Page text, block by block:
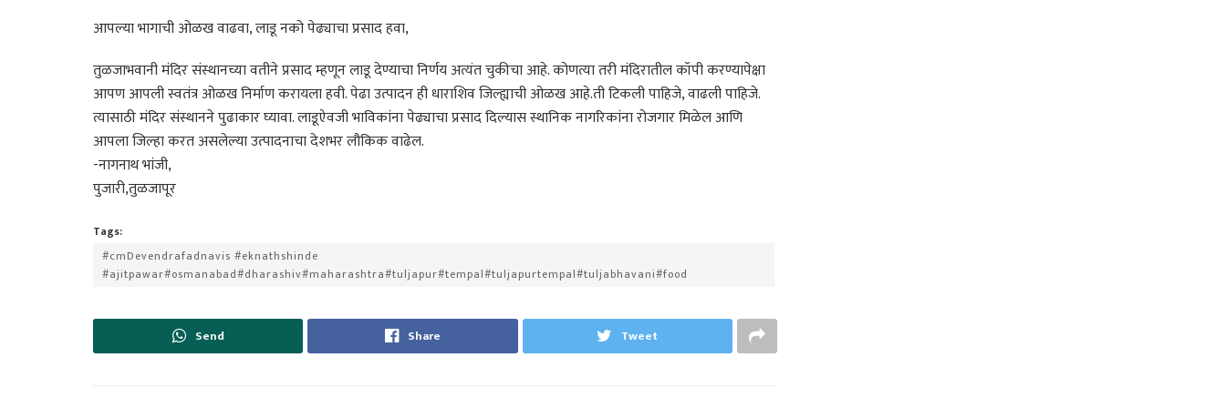
आपल्या भागाची ओळख वाढवा, लाडू नको पेढ्याचा प्रसाद हवा,
तुळजाभवानी मंदिर संस्थानच्या वतीने प्रसाद म्हणून लाडू देण्याचा निर्णय अत्यंत चुकीचा आहे. कोणत्या तरी मंदिरातील कॉपी करण्यापेक्षा
आपण आपली स्वतंत्र ओळख निर्माण करायला हवी. पेढा उत्पादन ही धाराशिव जिल्ह्याची ओळख आहे.ती टिकली पाहिजे, वाढली पाहिजे.
त्यासाठी मंदिर संस्थानने पुढाकार घ्यावा. लाडूऐवजी भाविकांना पेढ्याचा प्रसाद दिल्यास स्थानिक नागरिकांना रोजगार मिळेल आणि
आपला जिल्हा करत असलेल्या उत्पादनाचा देशभर लौकिक वाढेल.
-नागनाथ भांजी,
पुजारी,तुळजापूर
Tags:
#cmDevendrafadnavis #eknathshinde
#ajitpawar#osmanabad#dharashiv#maharashtra#tuljapur#tempal#tuljapurtempal#tuljabhavani#food
Send Share Tweet